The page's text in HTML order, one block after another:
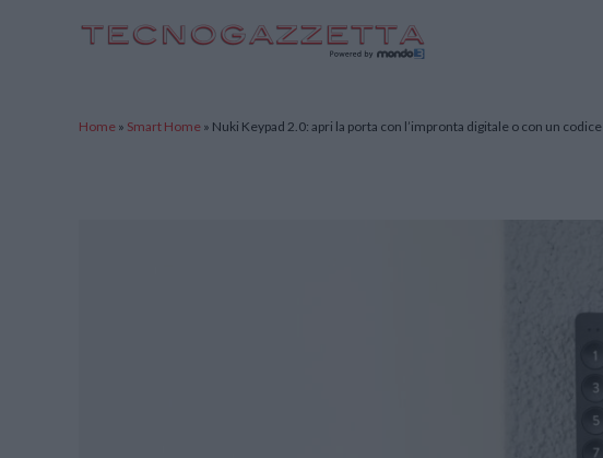
Home » Smart Home » Nuki Keypad 2.0: apri la porta con l’impronta digitale o con un codice